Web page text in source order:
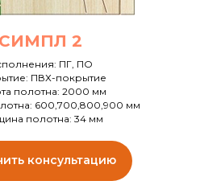
СИМПЛ 2
ПГ, ПО
ПВХ-покрытие
полотна: 2000 мм
600,700,800,900 мм
полотна: 34 мм
консультацию